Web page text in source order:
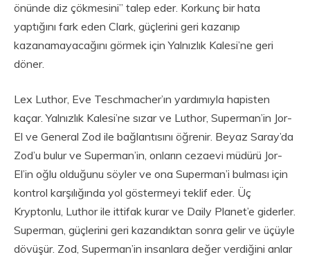
önünde diz çökmesini” talep eder. Korkunç bir hata
yaptığını fark eden Clark, güçlerini geri kazanıp
kazanamayacağını görmek için Yalnızlık Kalesi’ne geri
döner.
Lex Luthor, Eve Teschmacher’ın yardımıyla hapisten
kaçar. Yalnızlık Kalesi’ne sızar ve Luthor, Superman’in Jor-
El ve General Zod ile bağlantısını öğrenir. Beyaz Saray’da
Zod’u bulur ve Superman’in, onların cezaevi müdürü Jor-
El’in oğlu olduğunu söyler ve ona Superman’i bulması için
kontrol karşılığında yol göstermeyi teklif eder. Üç
Kryptonlu, Luthor ile ittifak kurar ve Daily Planet’e giderler.
Superman, güçlerini geri kazandıktan sonra gelir ve üçüyle
dövüşür. Zod, Superman’in insanlara değer verdiğini anlar